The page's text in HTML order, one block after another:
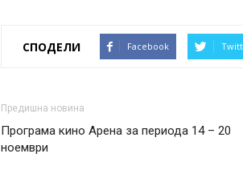
СПОДЕЛИ Facebook
Предишна новина
Програма кино Арена за периода 14 – 20
ноември